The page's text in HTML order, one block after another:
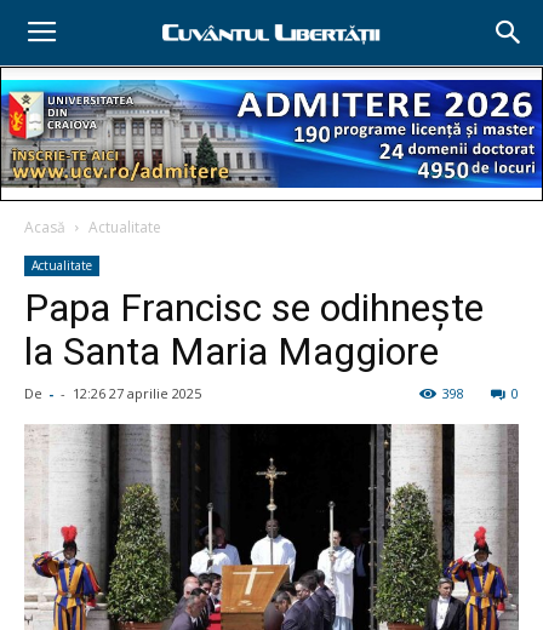
Acasă Actualitate
Actualitate
Papa Francisc se odihneşte
la Santa Maria Maggiore
De - - 12:26 27 aprilie 2025 0
398